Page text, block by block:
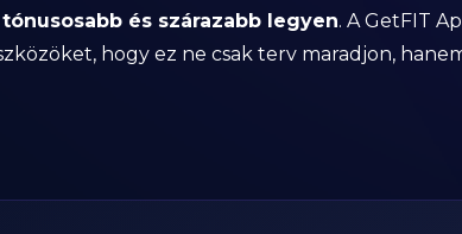
tónusosabb és szárazabb legyen. A GetFIT
hogy ez ne csak terv maradjon,